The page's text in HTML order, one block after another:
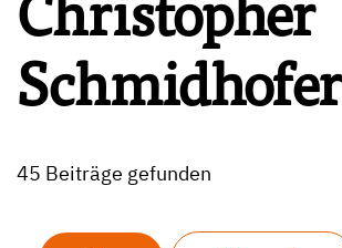
Schmidhofer
45 Beiträge gefunden